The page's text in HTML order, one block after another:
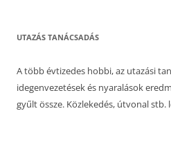
UTAZÁS TANÁCSADÁS
A több évtizedes hobbi, az utazási
idegenvezetések és nyaralások
gyűlt össze. Közlekedés, útvonal stb.